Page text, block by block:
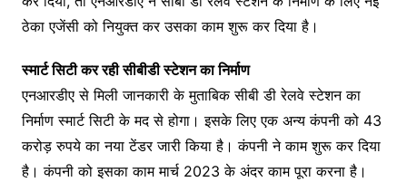
ठेका एजेंसी को नियुक्त कर उसका काम शुरू कर दिया है।
स्मार्ट सिटी कर रही सीबीडी स्टेशन का निर्माण
एनआरडीए से मिली जानकारी के मुताबिक सीबी डी रेलवे स्टेशन का
निर्माण स्मार्ट सिटी के मद से होगा। इसके लिए एक अन्य कंपनी को 43
करोड़ रुपये का नया टेंडर जारी किया है। कंपनी ने काम शुरू कर दिया
है। कंपनी को इसका काम मार्च 2023 के अंदर काम पूरा करना है।